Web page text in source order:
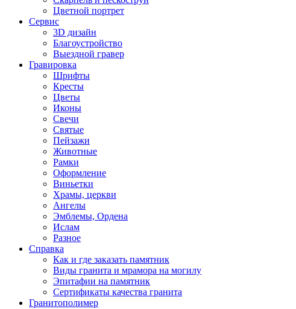
Цветной портрет
Сервис
3D дизайн
Благоустройство
Выездной гравер
Гравировка
Шрифты
Кресты
Цветы
Иконы
Свечи
Святые
Пейзажи
Животные
Рамки
Оформление
Виньетки
Храмы, церкви
Ангелы
Эмблемы, Ордена
Ислам
Разное
Справка
Как и где заказать памятник
Виды гранита и мрамора на могилу
Эпитафии на памятник
Сертификаты качества гранита
Гранитополимер